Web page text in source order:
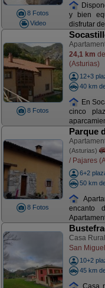
8 Fotos
Video
y bien
disfrutar
8 Fotos
24,1 km
(Asturias)
12+3
40 km
En
cinco
8 Fotos
Parque
(Asturias)
/ Pajares
6+2
50 km
encanto
Casa
San
10+2
45 km
Casa